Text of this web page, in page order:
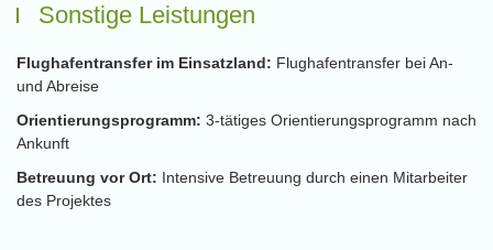
Sonstige Leistungen
Flughafentransfer im Einsatzland: Flughafentransfer bei An-
und Abreise
Orientierungsprogramm: 3-tätiges Orientierungsprogramm nach
Ankunft
Betreuung vor Ort: Intensive Betreuung durch einen Mitarbeiter
des Projektes